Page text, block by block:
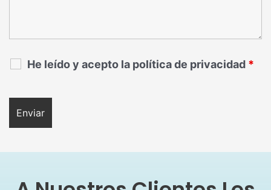
He leído y acepto la política de privacidad *